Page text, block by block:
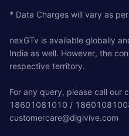
* Data Charges will vary as
nexGTv is available globally
India as well. However, the
respective territory.
For any query, please call our
18601081010 /
customercare@digivive.com